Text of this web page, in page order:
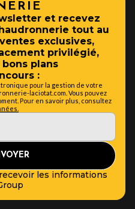
et recevez
tout au
exclusives,
privilégié,
plans
:
pour la gestion de votre
laciotat.com. Vous pouvez
Pour en savoir plus, consultez
les informations